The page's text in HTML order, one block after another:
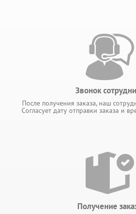
Звонок
После получения заказа, наш
Согласует дату отправки заказа и
Получение